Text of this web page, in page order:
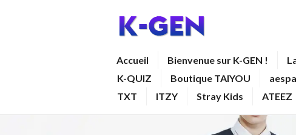
Accueil Bienvenue sur K-GEN !
K-QUIZ
Boutique TAIYOU aespa
TXT
ITZY Stray Kids ATEEZ